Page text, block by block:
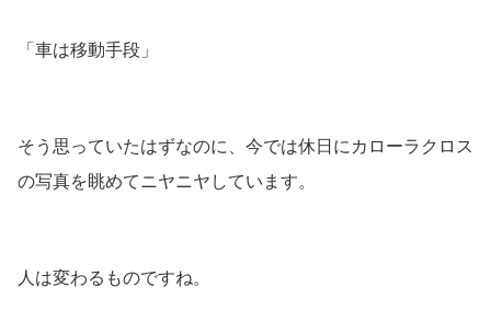
「車は移動手段」
そう思っていたはずなのに、今では休日にカローラクロス
の写真を眺めてニヤニヤしています。
人は変わるものですね。